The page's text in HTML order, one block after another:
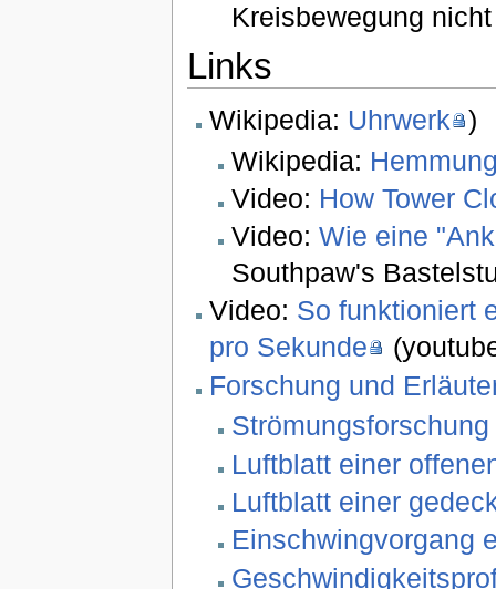
Kreisbewegung
Links
Wikipedia: Uhrwerk
)
Wikipedia:
Video: How Tower
Video:Wie eine
Southpaw's
Video: So funktioniert
pro Sekunde
Forschung und
Luftblatt einer
Luftblatt einer
Einschwingvorgang